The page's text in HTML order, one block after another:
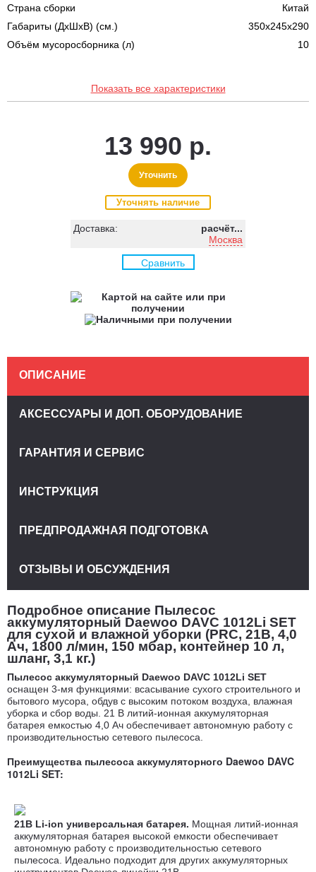
Страна сборки
Китай
Габариты (ДхШхВ) (см.)
350х245х290
Объём мусоросборника (л)
10
Показать все характеристики
13 990 р.
Уточнить
Уточнять наличие
Доставка:
расчёт...
Москва
Сравнить
Подробное описание Пылесос
аккумуляторный Daewoo DAVC 1012Li SET
для сухой и влажной уборки (PRC, 21В, 4,0
Ач, 1800 л/мин, 150 мбар, контейнер 10 л,
шланг, 3,1 кг.)
Пылесос аккумуляторный Daewoo DAVC 1012Li SET
оснащен 3-мя функциями: всасывание сухого строительного и
бытового мусора, обдув с высоким потоком воздуха, влажная
уборка и сбор воды. 21 В литий-ионная аккумуляторная
батарея емкостью 4,0 Ач обеспечивает автономную работу с
производительностью сетевого пылесоса.
Преимущества пылесоса аккумуляторного Daewoo DAVC
1012Li SET:
21В Li-ion универсальная батарея. Мощная литий-ионная
аккумуляторная батарея высокой емкости обеспечивает
автономную работу с производительностью сетевого
пылесоса. Идеально подходит для других аккумуляторных
ОПИСАНИЕ
АКСЕССУАРЫ И ДОП. ОБОРУДОВАНИЕ
ГАРАНТИЯ И СЕРВИС
ИНСТРУКЦИЯ
ПРЕДПРОДАЖНАЯ ПОДГОТОВКА
ОТЗЫВЫ И ОБСУЖДЕНИЯ